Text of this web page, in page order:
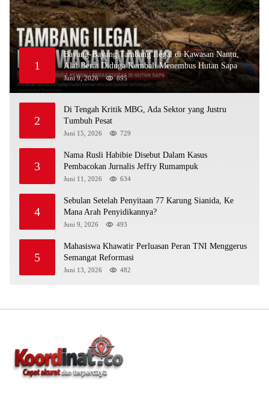
1
Bayang-Bayang Tambang Ilegal di Kawasan Nantu,
Alat Berat Diduga Kembali Menembus Hutan Sapa
Juni 9, 2026 895
2
Di Tengah Kritik MBG, Ada Sektor yang Justru
Tumbuh Pesat
Juni 15, 2026 729
3
Nama Rusli Habibie Disebut Dalam Kasus
Pembacokan Jurnalis Jeffry Rumampuk
Juni 11, 2026 634
4
Sebulan Setelah Penyitaan 77 Karung Sianida, Ke
Mana Arah Penyidikannya?
Juni 9, 2026 493
5
Mahasiswa Khawatir Perluasan Peran TNI Menggerus
Semangat Reformasi
Juni 13, 2026 482